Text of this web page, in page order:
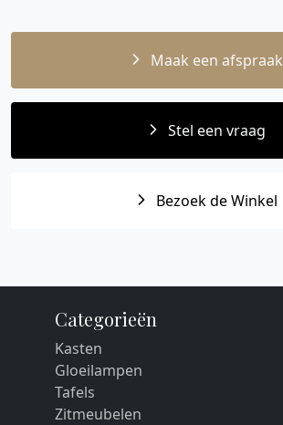
Maak een afspraak
Stel een vraag
Bezoek de Winkel
Categorieën
Kasten
Gloeilampen
Tafels
Zitmeubelen